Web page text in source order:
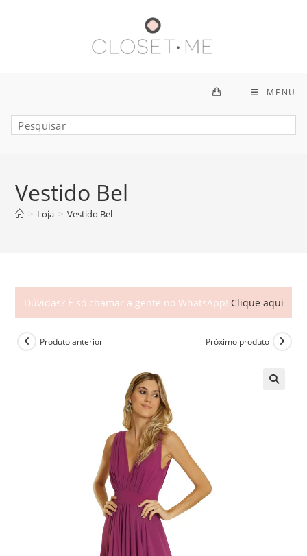
MENU
Vestido Bel
> Loja > Vestido Bel
Dúvidas? É só chamar a gente no WhatsApp! Clique aqui
Produto anterior Próximo produto